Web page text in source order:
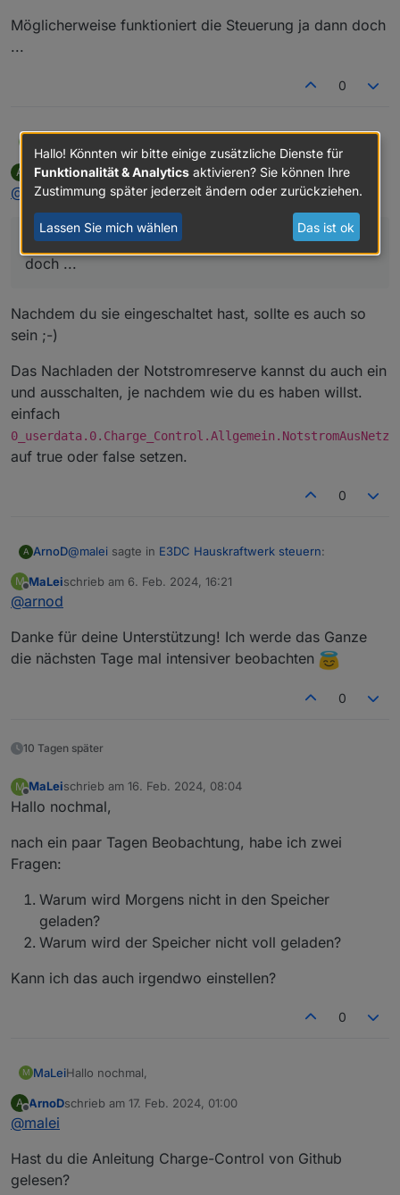
Möglicherweise funktioniert die Steuerung ja dann doch
...
0
Du hast Recht. Da habe ich wohl was falsch in
Erinnerung gehabt. Es sind 3 x 6,5 kWh Module, also
19,5 kWh.
Im Übrigen hat das HKW irgendwann zwischen 2 und 3
in der Nacht begonnen, die 27% Notstromreserve aus
dem Netz zu laden.
Möglicherweise funktioniert die Steuerung ja dann doch
...
A
Offline
ArnoDschrieb am6. Feb. 2024, 16:18
zuletzt editiert von
@ maleisagte inE3DC Hauskraftwerk steuern:
Möglicherweise funktioniert die Steuerung ja dann
doch ...
Nachdem du sie eingeschaltet hast, sollte es auch so
sein ;-)
Das Nachladen der Notstromreserve kannst du auch ein
und ausschalten, je nachdem wie du es haben willst.
einfach
0_userdata.0.Charge_Control.Allgemein.NotstromAusNetz
auf true oder false setzen.
0
A ArnoD@malei sagte in E3DC Hauskraftwerk steuern:
Nachdem du sie eingeschaltet hast, sollte es auch so
Das Nachladen der Notstromreserve kannst du auch ein
M
Offline
MaLeischrieb am 6. Feb. 2024, 16:21
zuletzt editiert von
@arnod
Danke für deine Unterstützung! Ich werde das Ganze
die nächsten Tage mal intensiver beobachten
0
10 Tagen später
M
Offline
MaLeischrieb am 16. Feb. 2024, 08:04
zuletzt editiert von
Hallo nochmal,
nach ein paar Tagen Beobachtung, habe ich zwei
Fragen:
Warum wird Morgens nicht in den Speicher
geladen?
Warum wird der Speicher nicht voll geladen?
Kann ich das auch irgendwo einstellen?
0
M MaLeiHallo nochmal,
nach ein paar Tagen Beobachtung, habe ich zwei
geladen?
Kann ich das auch irgendwo einstellen?
A
Offline
ArnoDschrieb am 17. Feb. 2024, 01:00
zuletzt editiert von
@malei
Hast du die Anleitung Charge-Control von Github
gelesen?
Hallo! Könnten wir bitte einige zusätzliche Dienste für
Funktionalität & Analytics aktivieren? Sie können Ihre
Zustimmung später jederzeit ändern oder zurückziehen.
Lassen Sie mich wählen Das ist ok